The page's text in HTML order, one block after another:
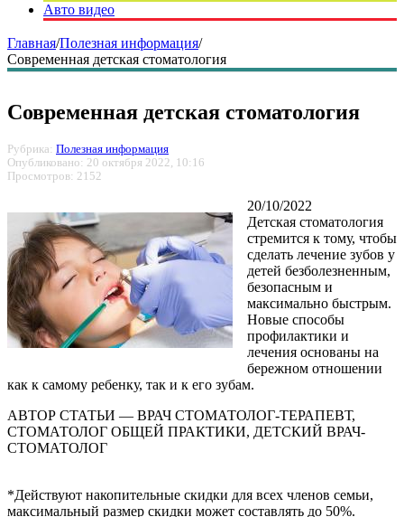
Авто видео
Главная/Полезная информация/
Современная детская стоматология
Современная детская стоматология
Рубрика: Полезная информация
Опубликовано: 20 октября 2022, 10:16
Просмотров: 2152
20/10/2022
Детская стоматология
стремится к тому, чтобы
сделать лечение зубов у
детей безболезненным,
безопасным и
максимально быстрым.
Новые способы
профилактики и
лечения основаны на
бережном отношении
как к самому ребенку, так и к его зубам.
АВТОР СТАТЬИ — ВРАЧ СТОМАТОЛОГ-ТЕРАПЕВТ,
СТОМАТОЛОГ ОБЩЕЙ ПРАКТИКИ, ДЕТСКИЙ ВРАЧ-
СТОМАТОЛОГ
*Действуют накопительные скидки для всех членов семьи,
максимальный размер скидки может составлять до 50%.